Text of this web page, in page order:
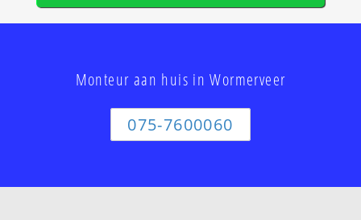
Monteur aan huis in Wormerveer
075-7600060